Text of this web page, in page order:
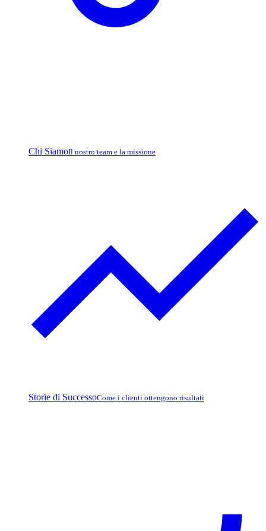
Chi SiamoIl nostro team e la missione
Storie di SuccessoCome i clienti ottengono risultati